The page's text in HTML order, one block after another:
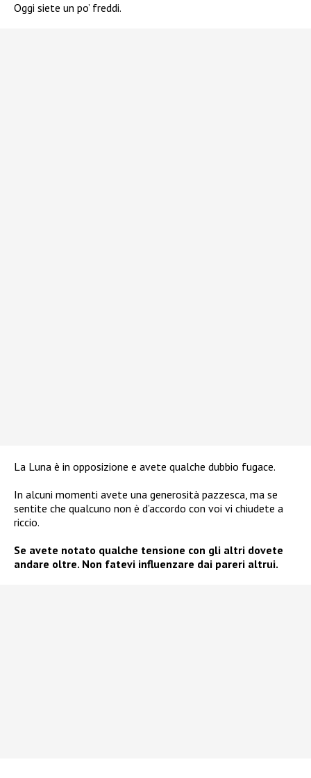
Oggi siete un po’ freddi.
La Luna è in opposizione e avete qualche dubbio fugace.
In alcuni momenti avete una generosità pazzesca, ma se
sentite che qualcuno non è d’accordo con voi vi chiudete a
riccio.
Se avete notato qualche tensione con gli altri dovete
andare oltre. Non fatevi influenzare dai pareri altrui.